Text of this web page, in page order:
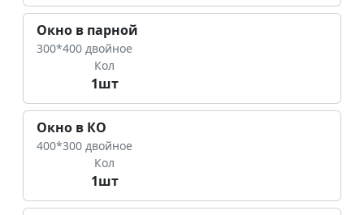
Окно в парной
300*400 двойное
Кол
1шт
Окно в КО
400*300 двойное
Кол
1шт